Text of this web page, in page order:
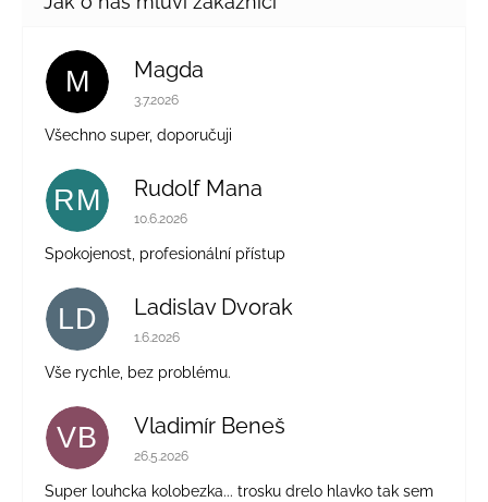
M Magda
Hodnocení obchodu je 5 z 5 hvězdiček.
3.7.2026
Všechno super, doporučuji
RM Rudolf Mana
Hodnocení obchodu je 5 z 5 hvězdiček.
10.6.2026
Spokojenost, profesionální přístup
LD Ladislav Dvorak
Hodnocení obchodu je 5 z 5 hvězdiček.
1.6.2026
Vše rychle, bez problému.
VB Vladimír Beneš
Hodnocení obchodu je 5 z 5 hvězdiček.
26.5.2026
Super louhcka kolobezka... trosku drelo hlavko tak sem